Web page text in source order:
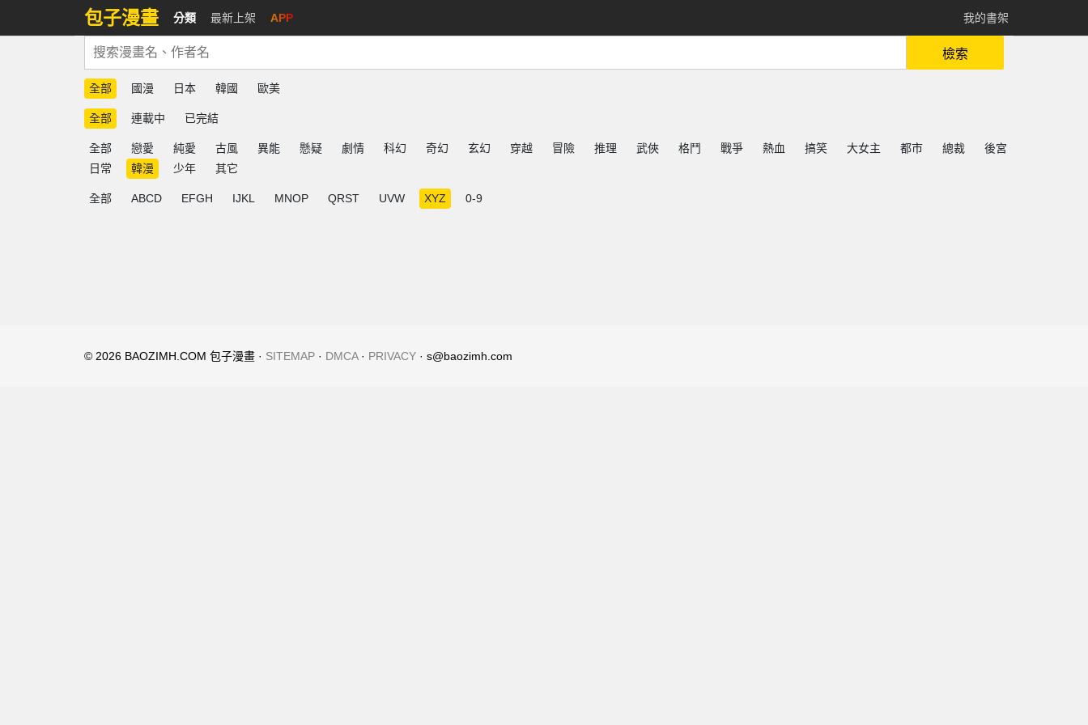
包子漫畫 分類 最新上架 APP 我的書架
檢索
全部 國漫 日本 韓國 歐美
全部 連載中 已完結
全部 戀愛 純愛 古風 異能 懸疑 劇情 科幻 奇幻 玄幻 穿越 冒險 推理 武俠 格鬥 戰爭 熱血 搞笑 大女主 都市 總裁
後宮
日常
韓漫 少年 其它
全部 ABCD EFGH IJKL MNOP QRST UVW XYZ 0-9
© 2026 BAOZIMH.COM 包子漫畫 · SITEMAP · DMCA· PRIVACY · s@baozimh.com